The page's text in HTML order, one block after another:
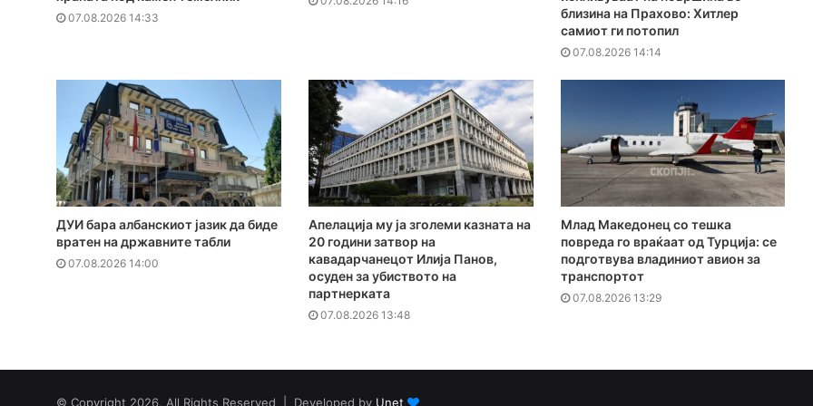
07.08.2026 14:33
близина на Прахово: Хитлер
самиот ги потопил
07.08.2026 14:14
ДУИ бара албанскиот јазик да биде
вратен на државните табли
07.08.2026 14:00
Апелација му ја зголеми казната на
20 години затвор на
кавадарчанецот Илија Панов,
осуден за убиството на
партнерката
07.08.2026 13:48
Млад Македонец со тешка
повреда го враќаат од Турција: се
подготвува владиниот авион за
транспортот
07.08.2026 13:29
© Copyright 2026, All Rights Reserved | Developed by Unet